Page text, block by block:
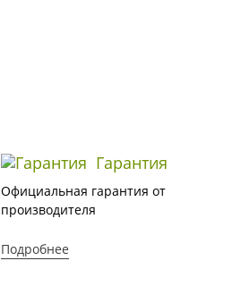
Гарантия
Официальная гарантия от
производителя
Подробнее